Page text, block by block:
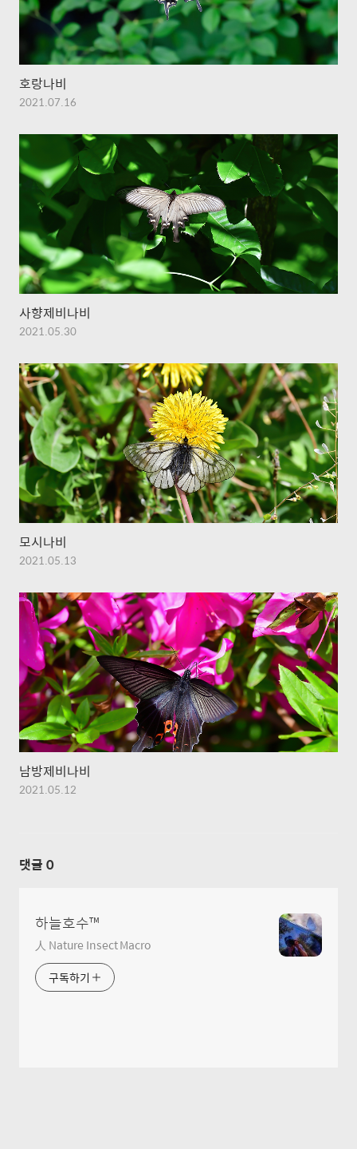
호랑나비
2021.07.16
사향제비나비
2021.05.30
모시나비
2021.05.13
남방제비나비
2021.05.12
댓글 0
하늘호수™
人 Nature Insect Macro
구독하기